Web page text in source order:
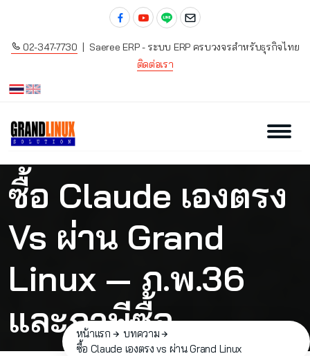
02-347-7730 | Saeree ERP - ระบบ ERP ครบวงจรสำหรับธุรกิจไทย
ติดต่อเรา
ซื้อ Claude เองตรง
Vs ผ่าน Grand
Linux — ภ.พ.36
และภาษีซื้อ
หน้าแรก
บทความ
ซื้อ Claude เองตรง vs ผ่าน Grand Linux